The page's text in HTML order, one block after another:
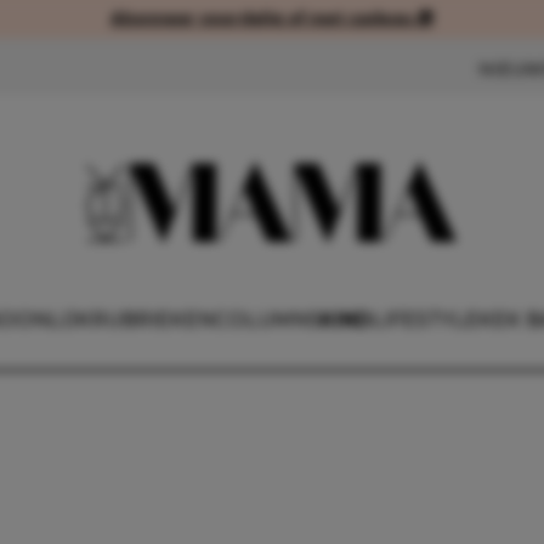
Abonneer voordelig of met cadeau 🎁
Abonneer voordelig of met
KIND